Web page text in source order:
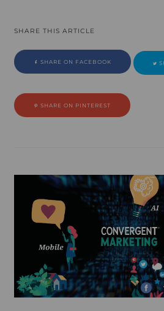
SHARE THIS ARTICLE
SHARE ON FACEBOOK
SHARE ON PINTEREST